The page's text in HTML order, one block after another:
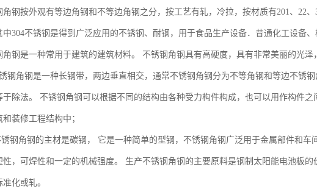
角钢按外观有等边角钢和不等边角钢之分，按工艺有轧，冷拉，按材质有201、22
中304不锈钢是得到广泛应用的不锈钢、耐钢，用于食品生产设备．昔通化工设备、
角钢是一种常用于建筑的建筑材料。 不锈钢角钢具有高硬度，具有非常美丽的光泽
钢角钢是一种长钢带，两边垂直相交，通常不锈钢角钢分为不等角钢和等边不锈
于除法。 不锈钢角钢可以根据不同的结构由各种受力构件构成，也可以用作构件
和装修工程结构中；
钢角钢的主材是碳钢， 它是一种简单的型钢，不锈钢角钢广泛用于金属部件和
性，可焊性和一定的机械强度。 生产不锈钢角钢的主要原料是钢制太阳能电池板
化或轧。